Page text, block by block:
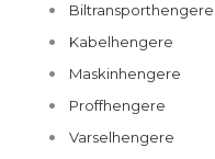
Biltransporthengere
Kabelhengere
Maskinhengere
Proffhengere
Varselhengere